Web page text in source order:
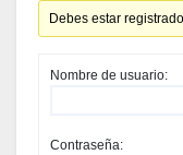
Debes estar
Nombre de usuario:
Contraseña: